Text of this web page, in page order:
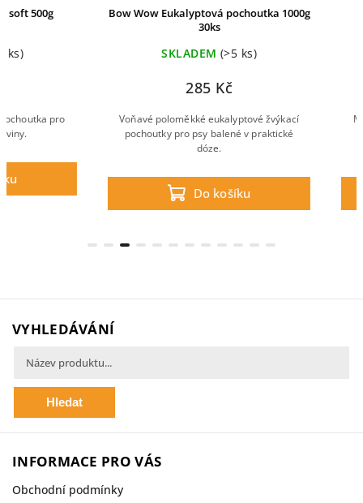
Bow Wow Eukalyptová pochoutka 1000g
(>5 ks)
Voňavé poloměkké eukalyptové žvýkací
pochoutky pro psy balené v praktické
Magnum
Měkká, přírodní
psy s jehněčím
VYHLEDÁVÁNÍ
Hledat
INFORMACE PRO VÁS
Obchodní podmínky